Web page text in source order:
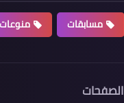
مسابقات منوعات
الصفحات